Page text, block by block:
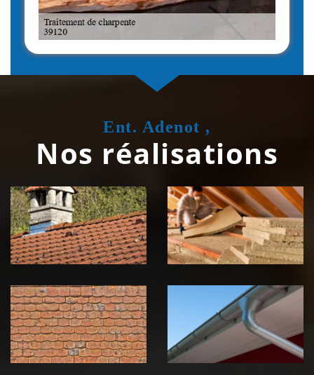
Ent. Adenot ,
Nos réalisations
Couvreur
zingueur 39
Jura
Isolation de
toiture 39
Jura
démoussage de
toiture 39
Jura
pose de
gouttière 39
Jura